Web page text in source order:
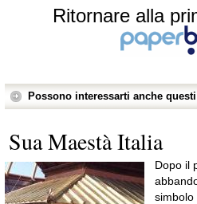
Ritornare alla
Possono interessarti anche
Sua Maestà Italia
Dopo il
simbolo